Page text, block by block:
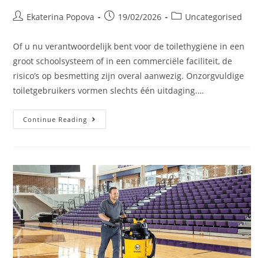
Ekaterina Popova 19/02/2026 Uncategorised
Of u nu verantwoordelijk bent voor de toilethygiëne in een
groot schoolsysteem of in een commerciële faciliteit, de
risico’s op besmetting zijn overal aanwezig. Onzorgvuldige
toiletgebruikers vormen slechts één uitdaging.…
Continue Reading